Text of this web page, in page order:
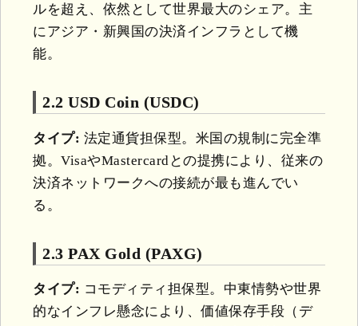
ルを超え、依然として世界最大のシェア。主
にアジア・新興国の決済インフラとして機
能。
2.2 USD Coin (USDC)
タイプ: 法定通貨担保型。米国の規制に完全準
拠。VisaやMastercardとの提携により、従来の
決済ネットワークへの接続が最も進んでい
る。
2.3 PAX Gold (PAXG)
タイプ: コモディティ担保型。中東情勢や世界
的なインフレ懸念により、価値保存手段（デ